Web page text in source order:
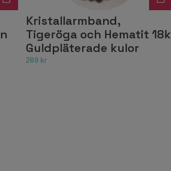
Kristallarmband,
Tigeröga och Hematit 18k
Guldpläterade kulor
289 kr